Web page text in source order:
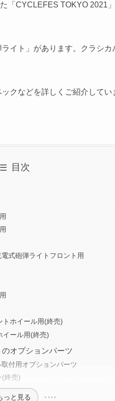
「CYCLEFES TOKYO 2021
イト」があります。クラシ
クなどを詳しくご紹介して
目次
式砲弾ライトフロント用
ホイール用(終売)
ール用(終売)
オプションパーツ
付用オプションパーツ
終売)
っと見る